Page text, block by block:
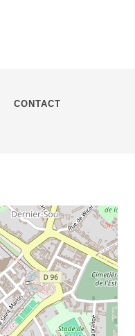
CONTACT